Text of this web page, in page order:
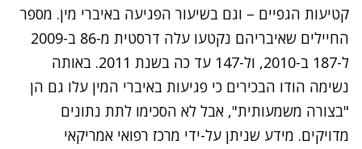
קטיעות הגפיים – וגם בשיעור הפגיעה באיברי מין. מספר
החיילים שאיבריהם נקטעו עלה דרסטית מ-86 ב-2009
ל-187 ב-2010, ול-147 עד כה בשנת 2011. באותה
נשימה הודו הבכירים כי פגיעות באיברי המין עלו גם הן
"בצורה משמעותית", אבל לא הסכימו לתת נתונים
מדויקים. מידע שניתן על-ידי מרכז רפואי אמריקאי